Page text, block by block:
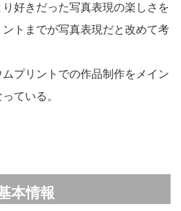
好きだった写真表現の楽しさを
トまでが写真表現だと改めて考
プリントでの作品制作をメイン
ている。
本情報